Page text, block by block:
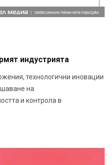
индустрията
технологични иновации
на
и контрола в